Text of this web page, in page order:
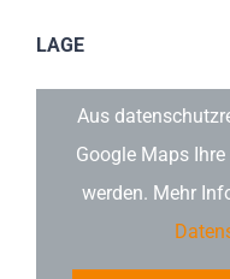
LAGE
Aus
Google Maps
werden. Mehr